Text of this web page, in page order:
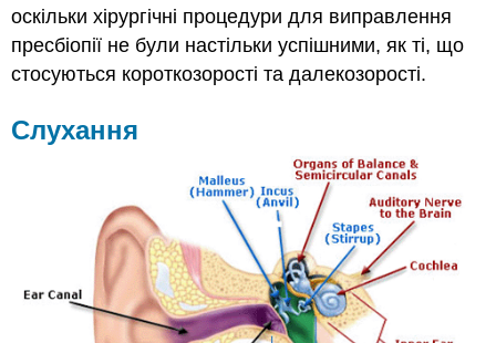
оскільки хірургічні процедури для виправлення
пресбіопії не були настільки успішними, як ті, що
стосуються короткозорості та далекозорості.
Слухання